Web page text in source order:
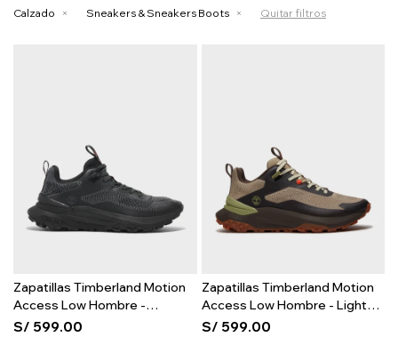
Calzado Sneakers & Sneakers Boots Quitar filtros
Zapatillas Timberland Motion
Access Low Hombre -
Blackout Knit
S/ 599.00
Zapatillas Timberland Motion
Access Low Hombre - Light
Beige Mesh
S/ 599.00